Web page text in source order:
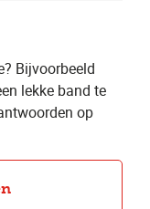
Bijvoorbeeld
lekke band te
op